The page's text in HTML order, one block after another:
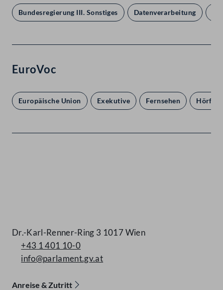
Bundesregierung III. Sonstiges Datenverarbeitung
EuroVoc
Europäische Union Exekutive Fernsehen
Dr.-Karl-Renner-Ring 3 1017 Wien
+43 1 401 10-0
info@parlament.gv.at
Anreise & Zutritt